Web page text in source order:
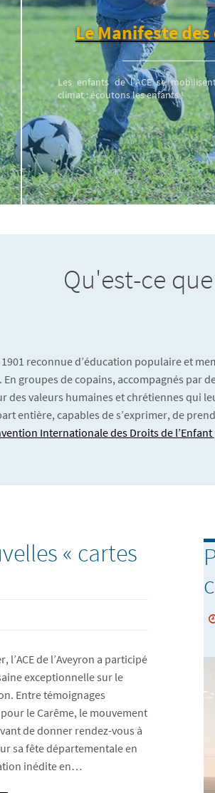
Le Manifeste
Les enfants de l’ACE se
climat : écoutons les enfants !
Qu'est-ce que
reconnue d’éducation populaire et
groupes de copains, accompagnés par
des valeurs humaines et chrétiennes qui
entière, capables de s’exprimer, de
Internationale des Droits de l’Enfant
« cartes
l’ACE de l’Aveyron a participé
exceptionnelle sur le
Entre témoignages
le Carême, le mouvement
de donner rendez-vous à
sa fête départementale en
inédite en…